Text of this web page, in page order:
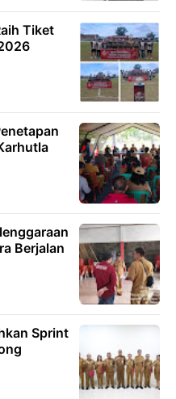
Tiket
Berjalan
Sprint